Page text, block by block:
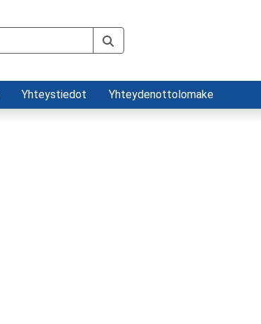
Yhteystiedot Yhteydenottolomake